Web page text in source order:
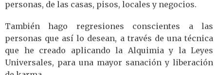
personas, de las casas, pisos, locales y negocios.
También hago regresiones conscientes a las
personas que así lo desean, a través de una técnica
que he creado aplicando la Alquimia y la Leyes
Universales, para una mayor sanación y liberación